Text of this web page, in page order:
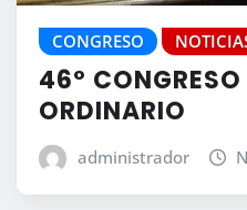
CONGRESO
46º CONGRESO
ORDINARIO
administrador